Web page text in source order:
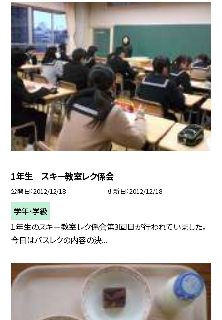
1年生 スキー教室レク係会
公開日 2012/12/18 更新日 2012/12/18
学年・学級
1年生のスキー教室レク係会第3回目が行われていました。
今日はバスレクの内容の決...